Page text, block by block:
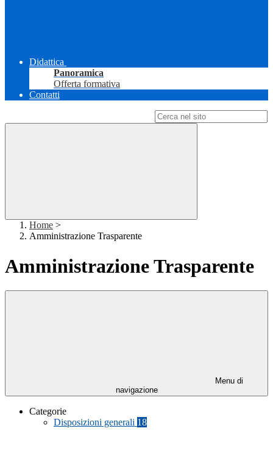
Didattica
Panoramica
Offerta formativa
Contatti
Home >
Amministrazione Trasparente
Amministrazione Trasparente
Menu di
navigazione
Categorie
Disposizioni generali 18